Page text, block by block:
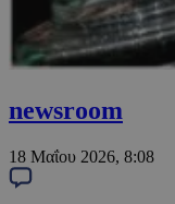
newsroom
18 Μαΐου 2026, 8:08